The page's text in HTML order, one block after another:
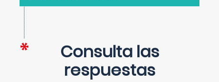
Consulta las
respuestas